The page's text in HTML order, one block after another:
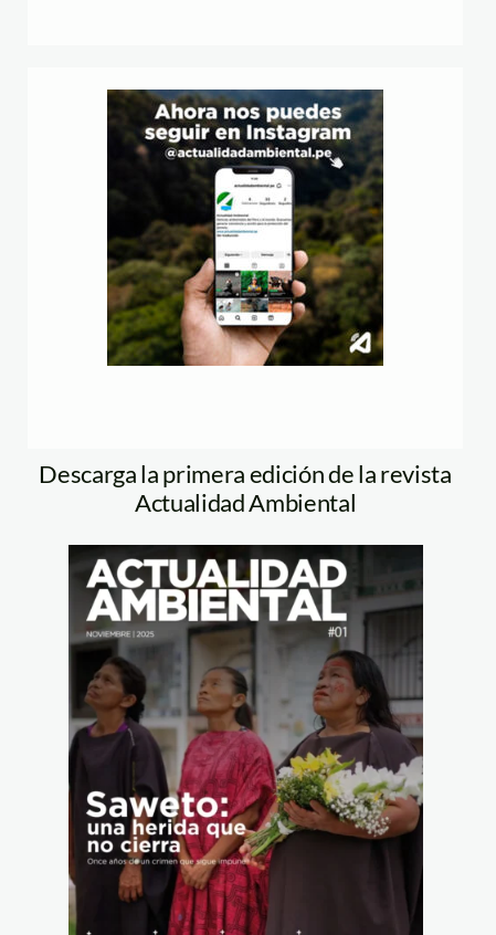
Descarga la primera edición de la revista
Actualidad Ambiental